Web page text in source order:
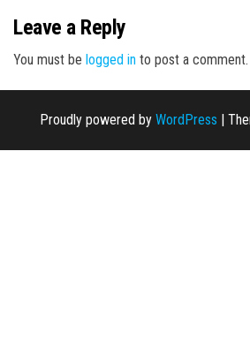
Leave a Reply
You must be logged in to post a comment.
Proudly powered by WordPress |